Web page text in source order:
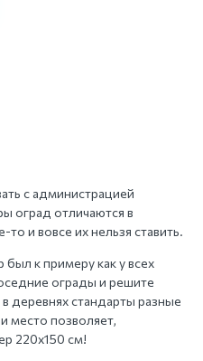
с администрацией
оград отличаются в
и вовсе их нельзя ставить.
был к примеру как у всех
ограды и решите
деревнях стандарты разные
место позволяет,
220х150 см!